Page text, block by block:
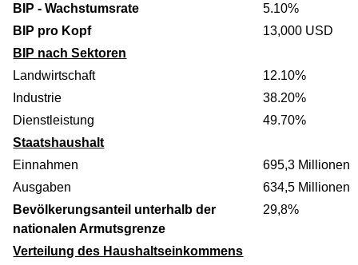
BIP - Wachstumsrate
5.10%
BIP pro Kopf
13,000 USD
BIP nach Sektoren
Landwirtschaft
12.10%
Industrie
38.20%
Dienstleistung
49.70%
Staatshaushalt
Einnahmen
695,3 Millionen
Ausgaben
634,5 Millionen
Bevölkerungsanteil unterhalb der
nationalen Armutsgrenze
29,8%
Verteilung des Haushaltseinkommens